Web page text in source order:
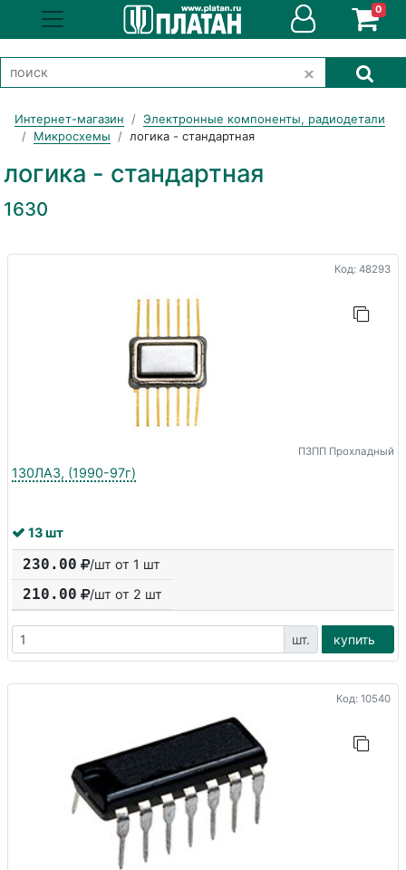
0
Интернет-магазин
Электронные компоненты, радиодетали
Микросхемы
логика - стандартная
логика - стандартная
1630
Код: 48293
ПЗПП Прохладный
130ЛА3, (1990-97г)
13 шт
230.00 /шт от 1 шт
210.00 /шт от 2 шт
шт. купить
Код: 10540